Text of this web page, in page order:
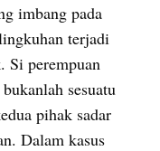
imbang pada
terjadi
Si perempuan
sesuatu
pihak sadar
Dalam kasus